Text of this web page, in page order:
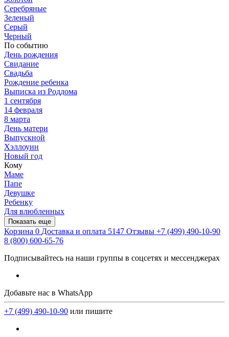
Серебряные
Зеленый
Серый
Черный
По событию
День рождения
Свидание
Свадьба
Рождение ребенка
Выписка из Роддома
1 сентября
14 февраля
8 марта
День матери
Выпускной
Хэллоуин
Новый год
Кому
Маме
Папе
Девушке
Ребенку
Для влюбленных
Показать еще
Корзина 0 Доставка и оплата 5147 Отзывы +7 (499) 490-10-90
8 (800) 600-65-76
Подписывайтесь на наши группы в соцсетях и мессенджерах
Добавьте нас в WhatsApp
+7 (499) 490-10-90 или пишите